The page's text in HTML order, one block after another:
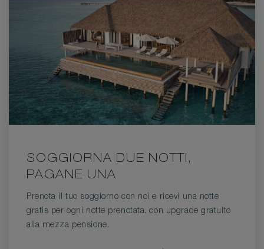
SOGGIORNA DUE NOTTI,
PAGANE UNA
Prenota il tuo soggiorno con noi e ricevi una notte
gratis per ogni notte prenotata, con upgrade gratuito
alla mezza pensione.